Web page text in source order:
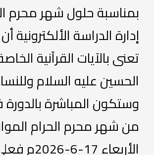
بمناسبة حلول شهر محرم
إدارة الدراسة الألكترونية
تعنى بالآيات القرآنية
الحسين عليه السلام
وستكون المباشرة
من شهر محرم الحرام
الأربعاء